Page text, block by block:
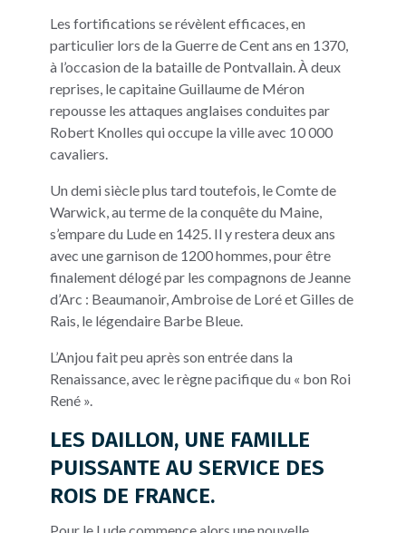
Les fortifications se révèlent efficaces, en
particulier lors de la Guerre de Cent ans en 1370,
à l’occasion de la bataille de Pontvallain. À deux
reprises, le capitaine Guillaume de Méron
repousse les attaques anglaises conduites par
Robert Knolles qui occupe la ville avec 10 000
cavaliers.
Un demi siècle plus tard toutefois, le Comte de
Warwick, au terme de la conquête du Maine,
s’empare du Lude en 1425. Il y restera deux ans
avec une garnison de 1200 hommes, pour être
finalement délogé par les compagnons de Jeanne
d’Arc : Beaumanoir, Ambroise de Loré et Gilles de
Rais, le légendaire Barbe Bleue.
L’Anjou fait peu après son entrée dans la
Renaissance, avec le règne pacifique du « bon Roi
René ».
LES DAILLON, UNE FAMILLE
PUISSANTE AU SERVICE DES
ROIS DE FRANCE.